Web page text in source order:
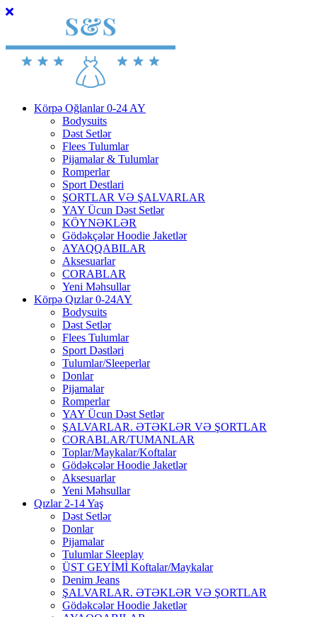
Körpə Oğlanlar 0-24 AY
Bodysuits
Dəst Setlər
Flees Tulumlar
Pijamalar & Tulumlar
Romperlar
Sport Destlari
ŞORTLAR VƏ ŞALVARLAR
YAY Ücun Dəst Setlər
KÖYNƏKLƏR
Gödəkçələr Hoodie Jaketlər
AYAQQABILAR
Aksesuarlar
CORABLAR
Yeni Məhsullar
Körpə Qızlar 0-24AY
Bodysuits
Dəst Setlər
Flees Tulumlar
Sport Dəstləri
Tulumlar/Sleeperlar
Donlar
Pijamalar
Romperlar
YAY Ücun Dəst Setlər
ŞALVARLAR. ƏTƏKLƏR VƏ ŞORTLAR
CORABLAR/TUMANLAR
Toplar/Maykalar/Koftalar
Gödəkcələr Hoodie Jaketlər
Aksesuarlar
Yeni Məhsullar
Qızlar 2-14 Yaş
Dəst Setlər
Donlar
Pijamalar
Tulumlar Sleeplay
ÜST GEYİMİ Koftalar/Maykalar
Denim Jeans
ŞALVARLAR. ƏTƏKLƏR VƏ ŞORTLAR
Gödəkcələr Hoodie Jaketlər